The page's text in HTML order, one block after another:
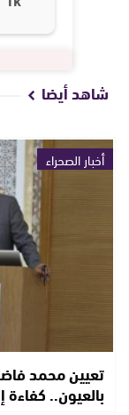
شاهد أيضا
أخبار الصحراء
تعيين محمد
بالعيون.. كفاءة